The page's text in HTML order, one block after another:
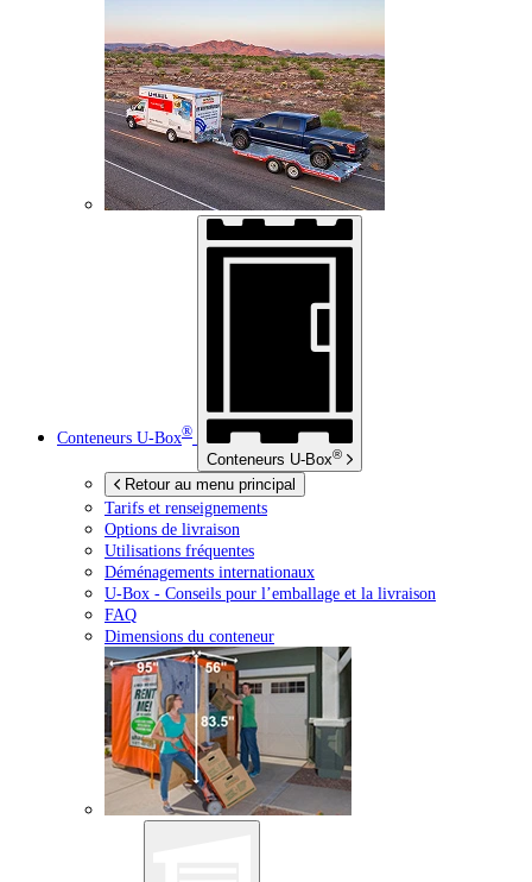
Conteneurs U-Box®
Conteneurs U-Box®
Retour au menu principal
Tarifs et renseignements
Options de livraison
Utilisations fréquentes
Déménagements internationaux
U-Box - Conseils pour l’emballage et la livraison
FAQ
Dimensions du conteneur